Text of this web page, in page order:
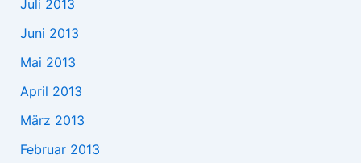
Juli 2013
Juni 2013
Mai 2013
April 2013
März 2013
Februar 2013